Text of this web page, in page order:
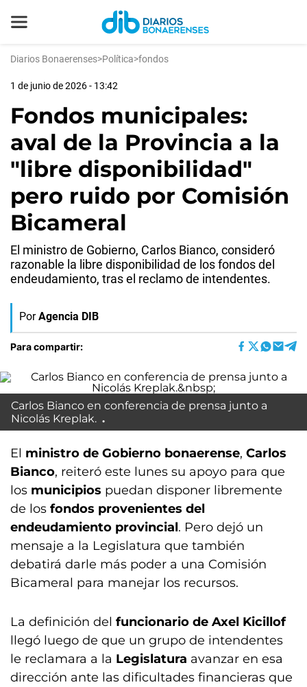
Diarios Bonaerenses>Política>fondos
1 de junio de 2026 - 13:42
Fondos municipales:
aval de la Provincia a la
"libre disponibilidad"
pero ruido por Comisión
Bicameral
El ministro de Gobierno, Carlos Bianco, consideró
razonable la libre disponibilidad de los fondos del
endeudamiento, tras el reclamo de intendentes.
Por Agencia DIB
Para compartir:
Carlos Bianco en conferencia de prensa junto a
Nicolás Kreplak.
El ministro de Gobierno bonaerense, Carlos
Bianco, reiteró este lunes su apoyo para que
los municipios puedan disponer libremente
de los fondos provenientes del
endeudamiento provincial. Pero dejó un
mensaje a la Legislatura que también
debatirá darle más poder a una Comisión
Bicameral para manejar los recursos.
La definición del funcionario de Axel Kicillof
llegó luego de que un grupo de intendentes
le reclamara a la Legislatura avanzar en esa
dirección ante las dificultades financieras que